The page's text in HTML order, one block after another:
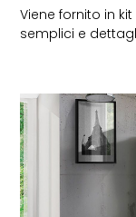
Viene fornito in
semplici e